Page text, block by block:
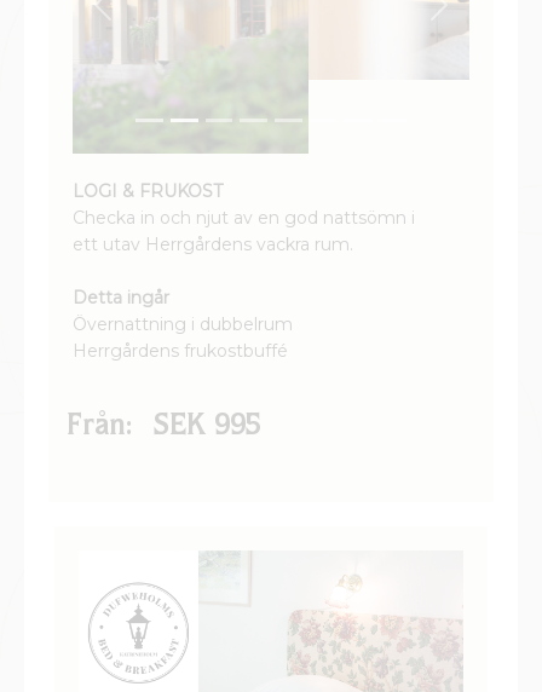
LOGI & FRUKOST
Detta ingår
Övernattning i dubbelrum
Från: SEK 995